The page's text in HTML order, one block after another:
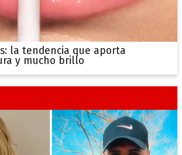
la tendencia que aporta
y mucho brillo